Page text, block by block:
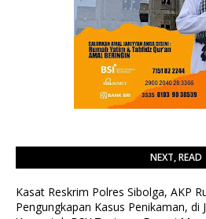
NEXT, READ
Kasat Reskrim Polres Sibolga, AKP
Pengungkapan Kasus Penikaman, di